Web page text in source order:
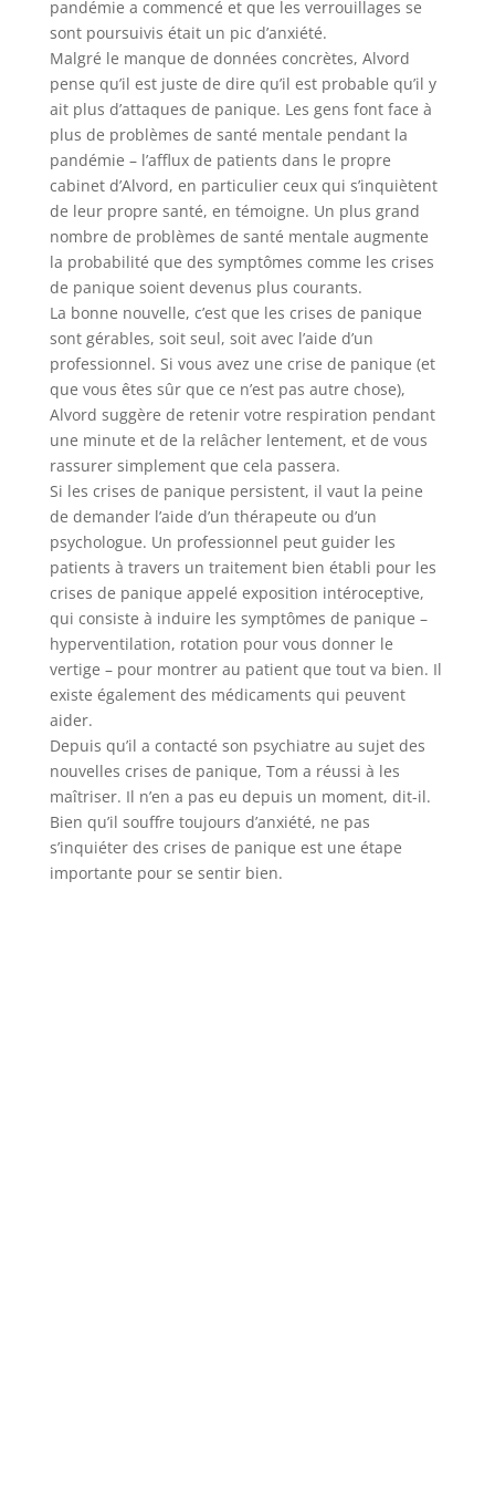
pandémie a commencé et que les verrouillages se
sont poursuivis était un pic d’anxiété.
Malgré le manque de données concrètes, Alvord
pense qu’il est juste de dire qu’il est probable qu’il y
ait plus d’attaques de panique. Les gens font face à
plus de problèmes de santé mentale pendant la
pandémie – l’afflux de patients dans le propre
cabinet d’Alvord, en particulier ceux qui s’inquiètent
de leur propre santé, en témoigne. Un plus grand
nombre de problèmes de santé mentale augmente
la probabilité que des symptômes comme les crises
de panique soient devenus plus courants.
La bonne nouvelle, c’est que les crises de panique
sont gérables, soit seul, soit avec l’aide d’un
professionnel. Si vous avez une crise de panique (et
que vous êtes sûr que ce n’est pas autre chose),
Alvord suggère de retenir votre respiration pendant
une minute et de la relâcher lentement, et de vous
rassurer simplement que cela passera.
Si les crises de panique persistent, il vaut la peine
de demander l’aide d’un thérapeute ou d’un
psychologue. Un professionnel peut guider les
patients à travers un traitement bien établi pour les
crises de panique appelé exposition intéroceptive,
qui consiste à induire les symptômes de panique –
hyperventilation, rotation pour vous donner le
vertige – pour montrer au patient que tout va bien. Il
existe également des médicaments qui peuvent
aider.
Depuis qu’il a contacté son psychiatre au sujet des
nouvelles crises de panique, Tom a réussi à les
maîtriser. Il n’en a pas eu depuis un moment, dit-il.
Bien qu’il souffre toujours d’anxiété, ne pas
s’inquiéter des crises de panique est une étape
importante pour se sentir bien.